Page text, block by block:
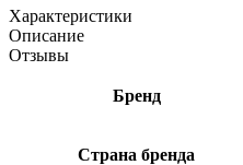
Характеристики
Описание
Отзывы
Бренд
Страна бренда